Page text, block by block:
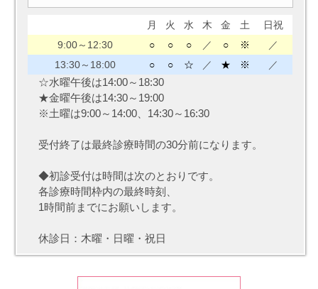
月 火 水 木 金 土
日祝
9:00～12:30
○ ○ ○ ／ ○ ※
／
13:30～18:00
○ ○ ☆ ／ ★ ※ ／
☆水曜午後は14:00～18:30
★金曜午後は14:30～19:00
※土曜は9:00～14:00、14:30～16:30
受付終了は最終診療時間の30分前になります。
◆初診受付は時間は次のとおりです。
各診療時間枠内の最終時刻、
1時間前までにお願いします。
休診日：木曜・日曜・祝日